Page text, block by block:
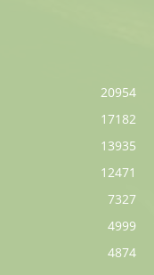
20954
17182
13935
12471
7327
4999
4874